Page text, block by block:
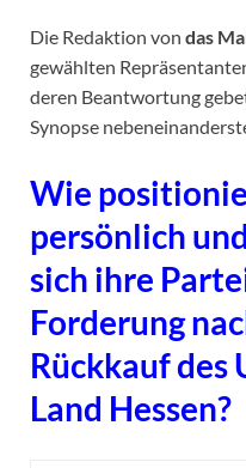
Die Redaktion von das
gewählten
deren Beantwortung
Synopse
Wie
persönlich
sich ihre
Forderung
Rückkauf des
Land Hessen?